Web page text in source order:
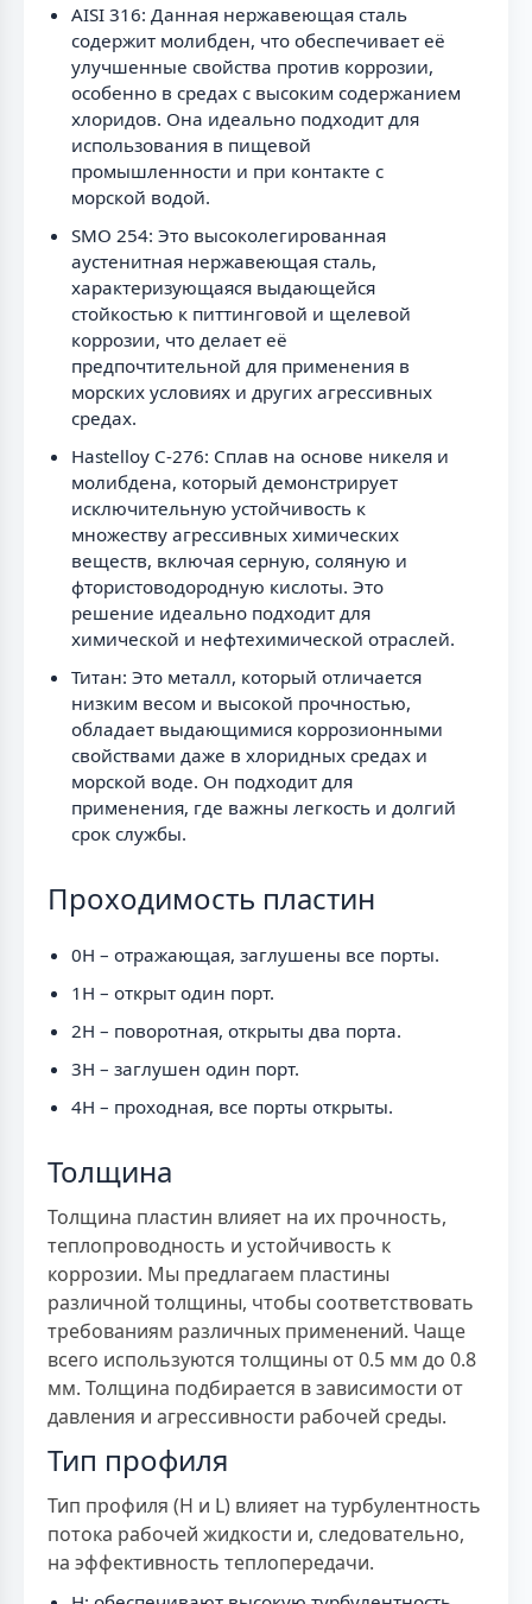
AISI 316: Данная нержавеющая сталь
содержит молибден, что обеспечивает её
улучшенные свойства против коррозии,
особенно в средах с высоким содержанием
хлоридов. Она идеально подходит для
использования в пищевой
промышленности и при контакте с
морской водой.
SMO 254: Это высоколегированная
аустенитная нержавеющая сталь,
характеризующаяся выдающейся
стойкостью к питтинговой и щелевой
коррозии, что делает её
предпочтительной для применения в
морских условиях и других агрессивных
средах.
Hastelloy C-276: Сплав на основе никеля и
молибдена, который демонстрирует
исключительную устойчивость к
множеству агрессивных химических
веществ, включая серную, соляную и
фтористоводородную кислоты. Это
решение идеально подходит для
химической и нефтехимической отраслей.
Титан: Это металл, который отличается
низким весом и высокой прочностью,
обладает выдающимися коррозионными
свойствами даже в хлоридных средах и
морской воде. Он подходит для
применения, где важны легкость и долгий
срок службы.
Проходимость пластин
0H – отражающая, заглушены все порты.
1H – открыт один порт.
2H – поворотная, открыты два порта.
3H – заглушен один порт.
4H – проходная, все порты открыты.
Толщина
Толщина пластин влияет на их прочность,
теплопроводность и устойчивость к
коррозии. Мы предлагаем пластины
различной толщины, чтобы соответствовать
требованиям различных применений. Чаще
всего используются толщины от 0.5 мм до 0.8
мм. Толщина подбирается в зависимости от
давления и агрессивности рабочей среды.
Тип профиля
Тип профиля (H и L) влияет на турбулентность
потока рабочей жидкости и, следовательно,
на эффективность теплопередачи.